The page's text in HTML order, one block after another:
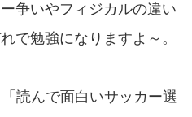
争いやフィジカルの違い
で勉強になりますよ～。
読んで面白いサッカー選